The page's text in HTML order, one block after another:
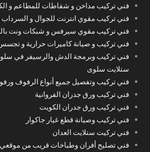
فني تركيب مداخن و شفاطات للمطاعم و
فني تركيب مقوي انترنت للجوال و
فني تركيب مقوي سيرفس و شبكات ونت
فني تركيب و صيانة كاميرات حرارية و
فني تركيب وبرمجة الدش والرسيفر في
ستلايت سلوى
فني تركيب وتفصيل جميع أنواع الرفوف
فني تركيب ورق جدران الفروانية
فني تركيب ورق جدران الكويت
فني تركيب وصيانة قطع غيار جاكوار
فني تركيت ستلايت العدان
فني تصليح أفران وطباخات قريب من موقعي